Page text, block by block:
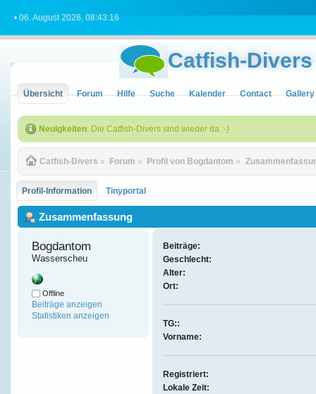
• 06. August 2026, 08:43:16
Catfish-Divers
Übersicht Forum Hilfe Suche Kalender Contact Gallery
Neuigkeiten: Die Catfish-Divers sind wieder da :-)
Catfish-Divers » Forum » Profil von Bogdantom »
Profil-Information Tinyportal
Zusammenfassung
Bogdantom
Wasserscheu
Offline
Beiträge anzeigen
Statistiken anzeigen
Beiträge:
Geschlecht:
Alter:
Ort:
TG::
Vorname:
Registriert:
Lokale Zeit: